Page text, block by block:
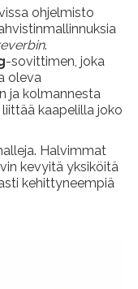
ohjelmisto
.
-sovittimen, joka
oleva
ja kolmannesta
kaapelilla joko
Halvimmat
kevyitä yksiköitä
kehittyneempiä